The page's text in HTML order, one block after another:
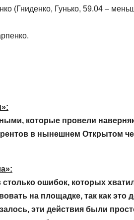
(Гниденко, Гунько, 59.04 –
которые провели
в нынешнем Открытом
ошибок, которых
на площадке, так как это
эти действия были